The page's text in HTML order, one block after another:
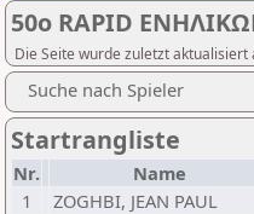
50ο RAPID
Die Seite wurde zuletzt
Suche nach Spieler
Startrangliste
Nr. Name
1
ZOGHBI, JEAN PAUL